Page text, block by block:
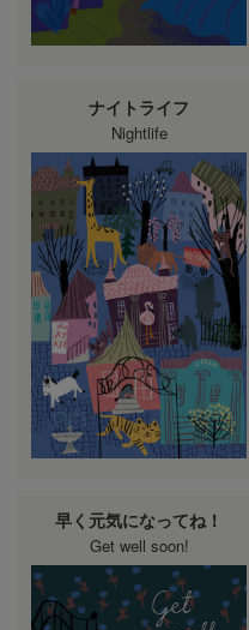
ナイトライフ
Nightlife
早く元気になってね！
Get well soon!